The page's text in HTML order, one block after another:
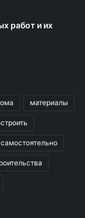
работ и их
материалы
самостоятельно